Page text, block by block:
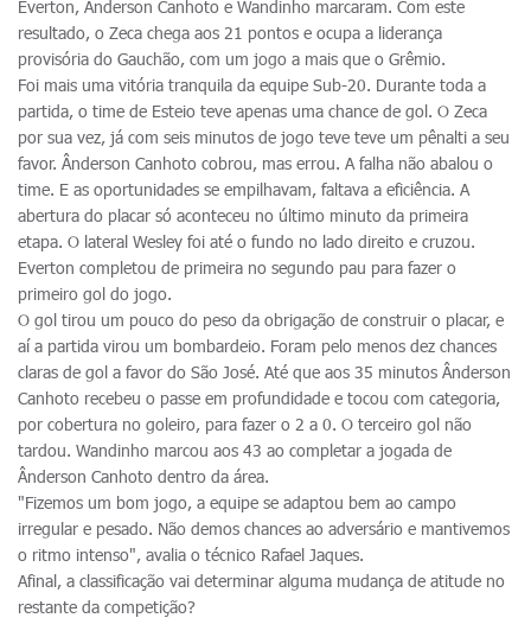
Everton, Ânderson Canhoto e Wandinho marcaram. Com este
resultado, o Zeca chega aos 21 pontos e ocupa a liderança
provisória do Gauchão, com um jogo a mais que o Grêmio.
Foi mais uma vitória tranquila da equipe Sub-20. Durante toda a
partida, o time de Esteio teve apenas uma chance de gol. O Zeca
por sua vez, já com seis minutos de jogo teve teve um pênalti a seu
favor. Ânderson Canhoto cobrou, mas errou. A falha não abalou o
time. E as oportunidades se empilhavam, faltava a eficiência. A
abertura do placar só aconteceu no último minuto da primeira
etapa. O lateral Wesley foi até o fundo no lado direito e cruzou.
Everton completou de primeira no segundo pau para fazer o
primeiro gol do jogo.
O gol tirou um pouco do peso da obrigação de construir o placar, e
aí a partida virou um bombardeio. Foram pelo menos dez chances
claras de gol a favor do São José. Até que aos 35 minutos Ânderson
Canhoto recebeu o passe em profundidade e tocou com categoria,
por cobertura no goleiro, para fazer o 2 a 0. O terceiro gol não
tardou. Wandinho marcou aos 43 ao completar a jogada de
Ânderson Canhoto dentro da área.
"Fizemos um bom jogo, a equipe se adaptou bem ao campo
irregular e pesado. Não demos chances ao adversário e mantivemos
o ritmo intenso", avalia o técnico Rafael Jaques.
Afinal, a classificação vai determinar alguma mudança de atitude no
restante da competição?